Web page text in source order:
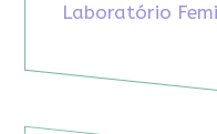
Laboratório